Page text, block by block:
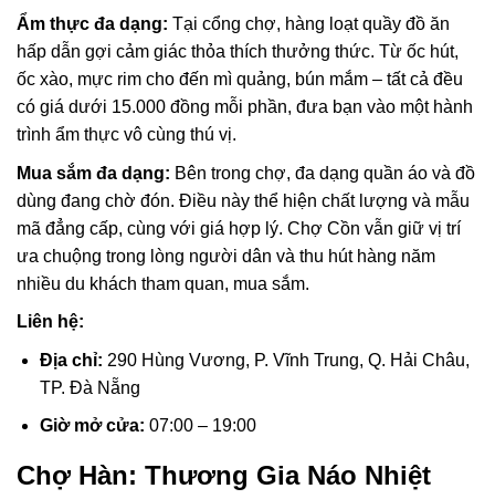
Ẩm thực đa dạng: Tại cổng chợ, hàng loạt quầy đồ ăn
hấp dẫn gợi cảm giác thỏa thích thưởng thức. Từ ốc hút,
ốc xào, mực rim cho đến mì quảng, bún mắm – tất cả đều
có giá dưới 15.000 đồng mỗi phần, đưa bạn vào một hành
trình ẩm thực vô cùng thú vị.
Mua sắm đa dạng: Bên trong chợ, đa dạng quần áo và đồ
dùng đang chờ đón. Điều này thể hiện chất lượng và mẫu
mã đẳng cấp, cùng với giá hợp lý. Chợ Cồn vẫn giữ vị trí
ưa chuộng trong lòng người dân và thu hút hàng năm
nhiều du khách tham quan, mua sắm.
Liên hệ:
Địa chỉ: 290 Hùng Vương, P. Vĩnh Trung, Q. Hải Châu,
TP. Đà Nẵng
Giờ mở cửa: 07:00 – 19:00
Chợ Hàn: Thương Gia Náo Nhiệt